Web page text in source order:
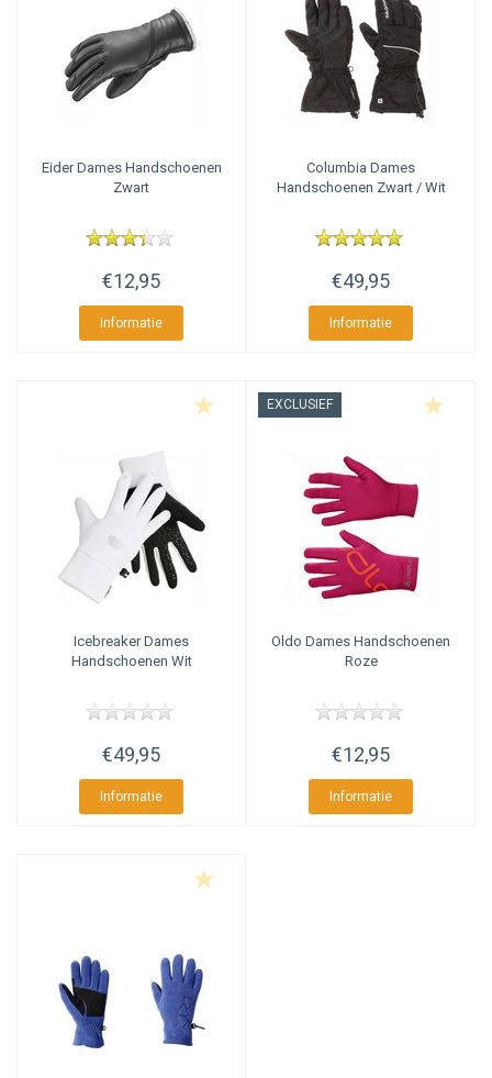
organische posities te behalen in zoekmachines.
AmaSEO Categorie overige aspecten
Naast de juiste categorie titel, een goede meta description en een tekst
categoriepagina (dan komen er teveel verschillende termen bij,
waardoor de focus zoek raakt).
EiderDames Handschoenen
Zwart
€12,95
Informatie
Columbia Dames
Handschoenen Zwart / Wit
€49,95
Informatie
IcebreakerDames
Handschoenen Wit
€49,95
Informatie
EXCLUSIEF
Oldo Dames Handschoenen
Roze
€12,95
Informatie